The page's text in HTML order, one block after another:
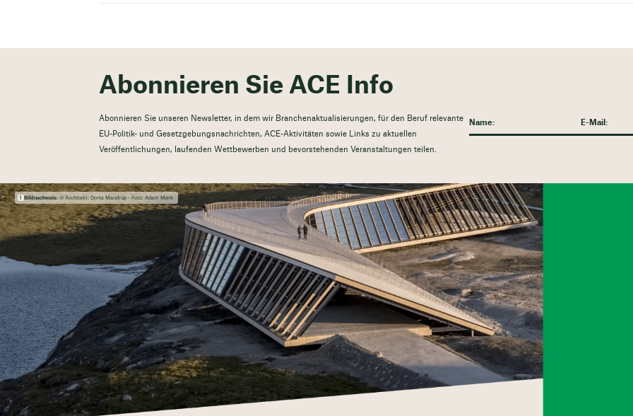
Abonnieren Sie ACE Info
Abonnieren Sie unseren Newsletter, in dem wir Branchenaktualisierungen, für den Beruf relevante
EU-Politik- und Gesetzgebungsnachrichten, ACE-Aktivitäten sowie Links zu aktuellen
Veröffentlichungen, laufenden Wettbewerben und bevorstehenden Veranstaltungen teilen.
Bildnachweis:© Architekt: Dorte Mandrup - Foto: Adam Mørk